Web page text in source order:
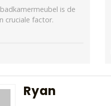
is de
cruciale factor.
Ryan